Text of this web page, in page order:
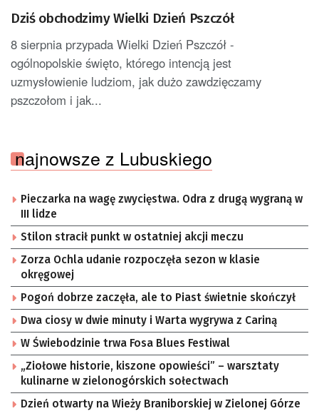
Dziś obchodzimy Wielki Dzień Pszczół
8 sierpnia przypada Wielki Dzień Pszczół -
ogólnopolskie święto, którego intencją jest
uzmysłowienie ludziom, jak dużo zawdzięczamy
pszczołom i jak...
najnowsze z Lubuskiego
Pieczarka na wagę zwycięstwa. Odra z drugą wygraną w
III lidze
Stilon stracił punkt w ostatniej akcji meczu
Zorza Ochla udanie rozpoczęła sezon w klasie
okręgowej
Pogoń dobrze zaczęła, ale to Piast świetnie skończył
Dwa ciosy w dwie minuty i Warta wygrywa z Cariną
W Świebodzinie trwa Fosa Blues Festiwal
„Ziołowe historie, kiszone opowieści” – warsztaty
kulinarne w zielonogórskich sołectwach
Dzień otwarty na Wieży Braniborskiej w Zielonej Górze